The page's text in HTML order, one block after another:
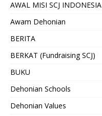
AWAL MISI SCJ INDONESIA
Awam Dehonian
BERITA
BERKAT (Fundraising SCJ)
BUKU
Dehonian Schools
Dehonian Values